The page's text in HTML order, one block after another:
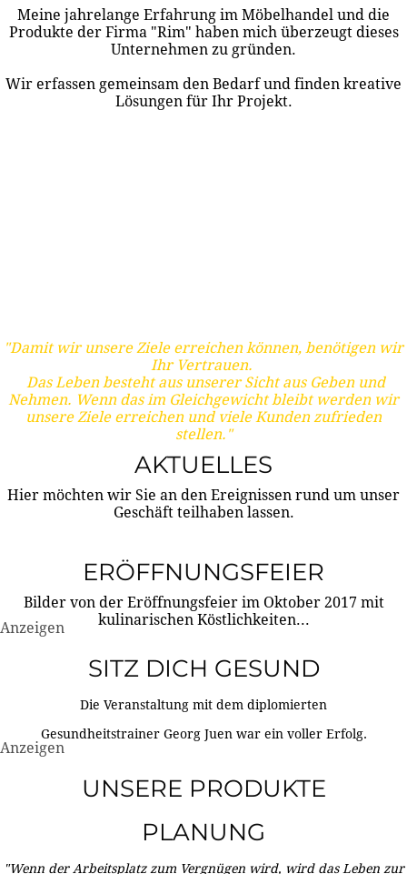
Meine jahrelange Erfahrung im Möbelhandel und die
Produkte der Firma "Rim" haben mich überzeugt dieses
Unternehmen zu gründen.
Wir erfassen gemeinsam den Bedarf und finden kreative
Lösungen für Ihr Projekt.
"Damit wir unsere Ziele erreichen können, benötigen wir
Ihr Vertrauen.
Das Leben besteht aus unserer Sicht aus Geben und
Nehmen. Wenn das im Gleichgewicht bleibt werden wir
unsere Ziele erreichen und viele Kunden zufrieden
stellen."
AKTUELLES
Hier möchten wir Sie an den Ereignissen rund um unser
Geschäft teilhaben lassen.
ERÖFFNUNGSFEIER
Bilder von der Eröffnungsfeier im Oktober 2017 mit
kulinarischen Köstlichkeiten...
Anzeigen
SITZ DICH GESUND
Die Veranstaltung mit dem diplomierten
Gesundheitstrainer Georg Juen war ein voller Erfolg.
Anzeigen
UNSERE PRODUKTE
PLANUNG
"Wenn der Arbeitsplatz zum Vergnügen wird, wird das Leben zur